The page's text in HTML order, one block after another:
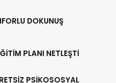
DOKUNUŞ
PLANI NETLEŞTİ
PSİKOSOSYAL